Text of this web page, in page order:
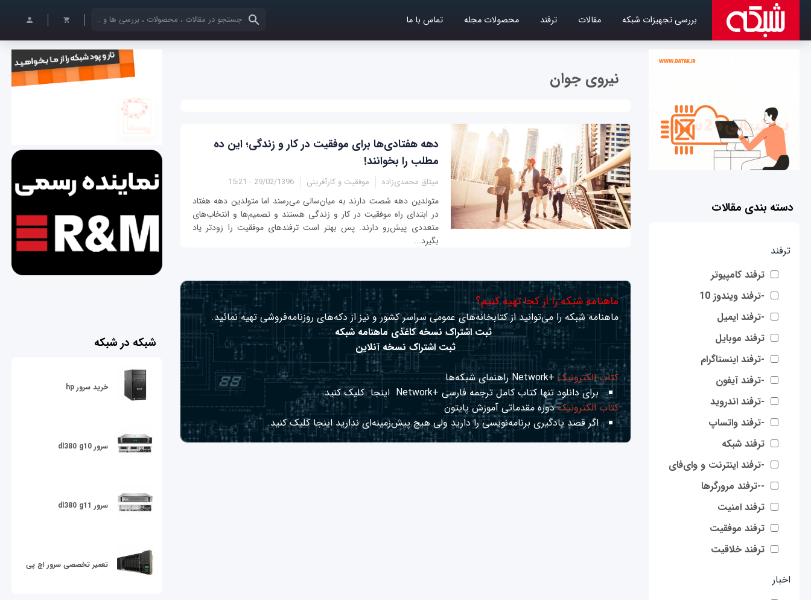
بررسی تجهیزات شبکه مقالات ترفند محصولات مجله تماس با ما کلمات کلیدی خود را وارد کنید
دسته بندی مقالات
ترفند
ترفند کامپیوتر
-ترفند ویندوز 10
-ترفند ایمیل
ترفند موبایل
-ترفند اینستاگرام
-ترفند آیفون
-ترفند اندروید
-ترفند واتساپ
ترفند شبکه
-ترفند اینترنت و وای‌فای
--ترفند مرورگرها
ترفند امنیت
ترفند موفقیت
ترفند خلاقیت
اخبار
نیروی جوان
دهه هفتادی‌ها برای موفقیت در کار و زندگی؛ این ده
مطلب را بخوانند!
میثاق محمدی‌زاده موفقیت و کارآفرینی 29/02/1396 - 15:21
متولدین دهه شصت دارند به میان‌سالی می‌رسند اما متولدین دهه هفتاد
در ابتدای راه موفقیت در کار و زندگی هستند و تصمیم‌ها و انتخاب‌های
متعددی پیش‌رو دارند. پس بهتر است ترفندهای موفقیت را زودتر یاد
بگیرد...
ماهنامه شبکه را از کجا تهیه کنیم؟
ماهنامه شبکه را می‌توانید از کتابخانه‌های عمومی سراسر کشور و نیز از دکه‌های روزنامه‌فروشی تهیه نمائید.
ثبت اشتراک نسخه کاغذی ماهنامه شبکه
ثبت اشتراک نسخه آنلاین
کتاب الکترونیک +Network راهنمای شبکه‌ها
برای دانلود تنها کتاب کامل ترجمه فارسی +Network
اینجا کلیک کنید.
کتاب الکترونیکدوره مقدماتی آموزش پایتون
اگر قصد یادگیری برنامه‌نویسی را دارید ولی هیچ پیش‌زمینه‌ای نداریداینجا کلیک کنید.
شبکه در شبکه
خرید سرور hp
سرور dl380 g10
سرور dl380 g11
تعمیر تخصصی سرور اچ پی